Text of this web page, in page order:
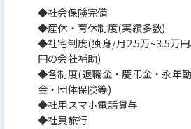
◆社会保険完備
◆産休・育休制度(実績多数)
◆社宅制度(独身/月2.5万~3.5万
円の会社補助)
◆各制度(退職金・慶弔金・永年
金・団体保険等)
◆社用スマホ電話貸与
◆社員旅行